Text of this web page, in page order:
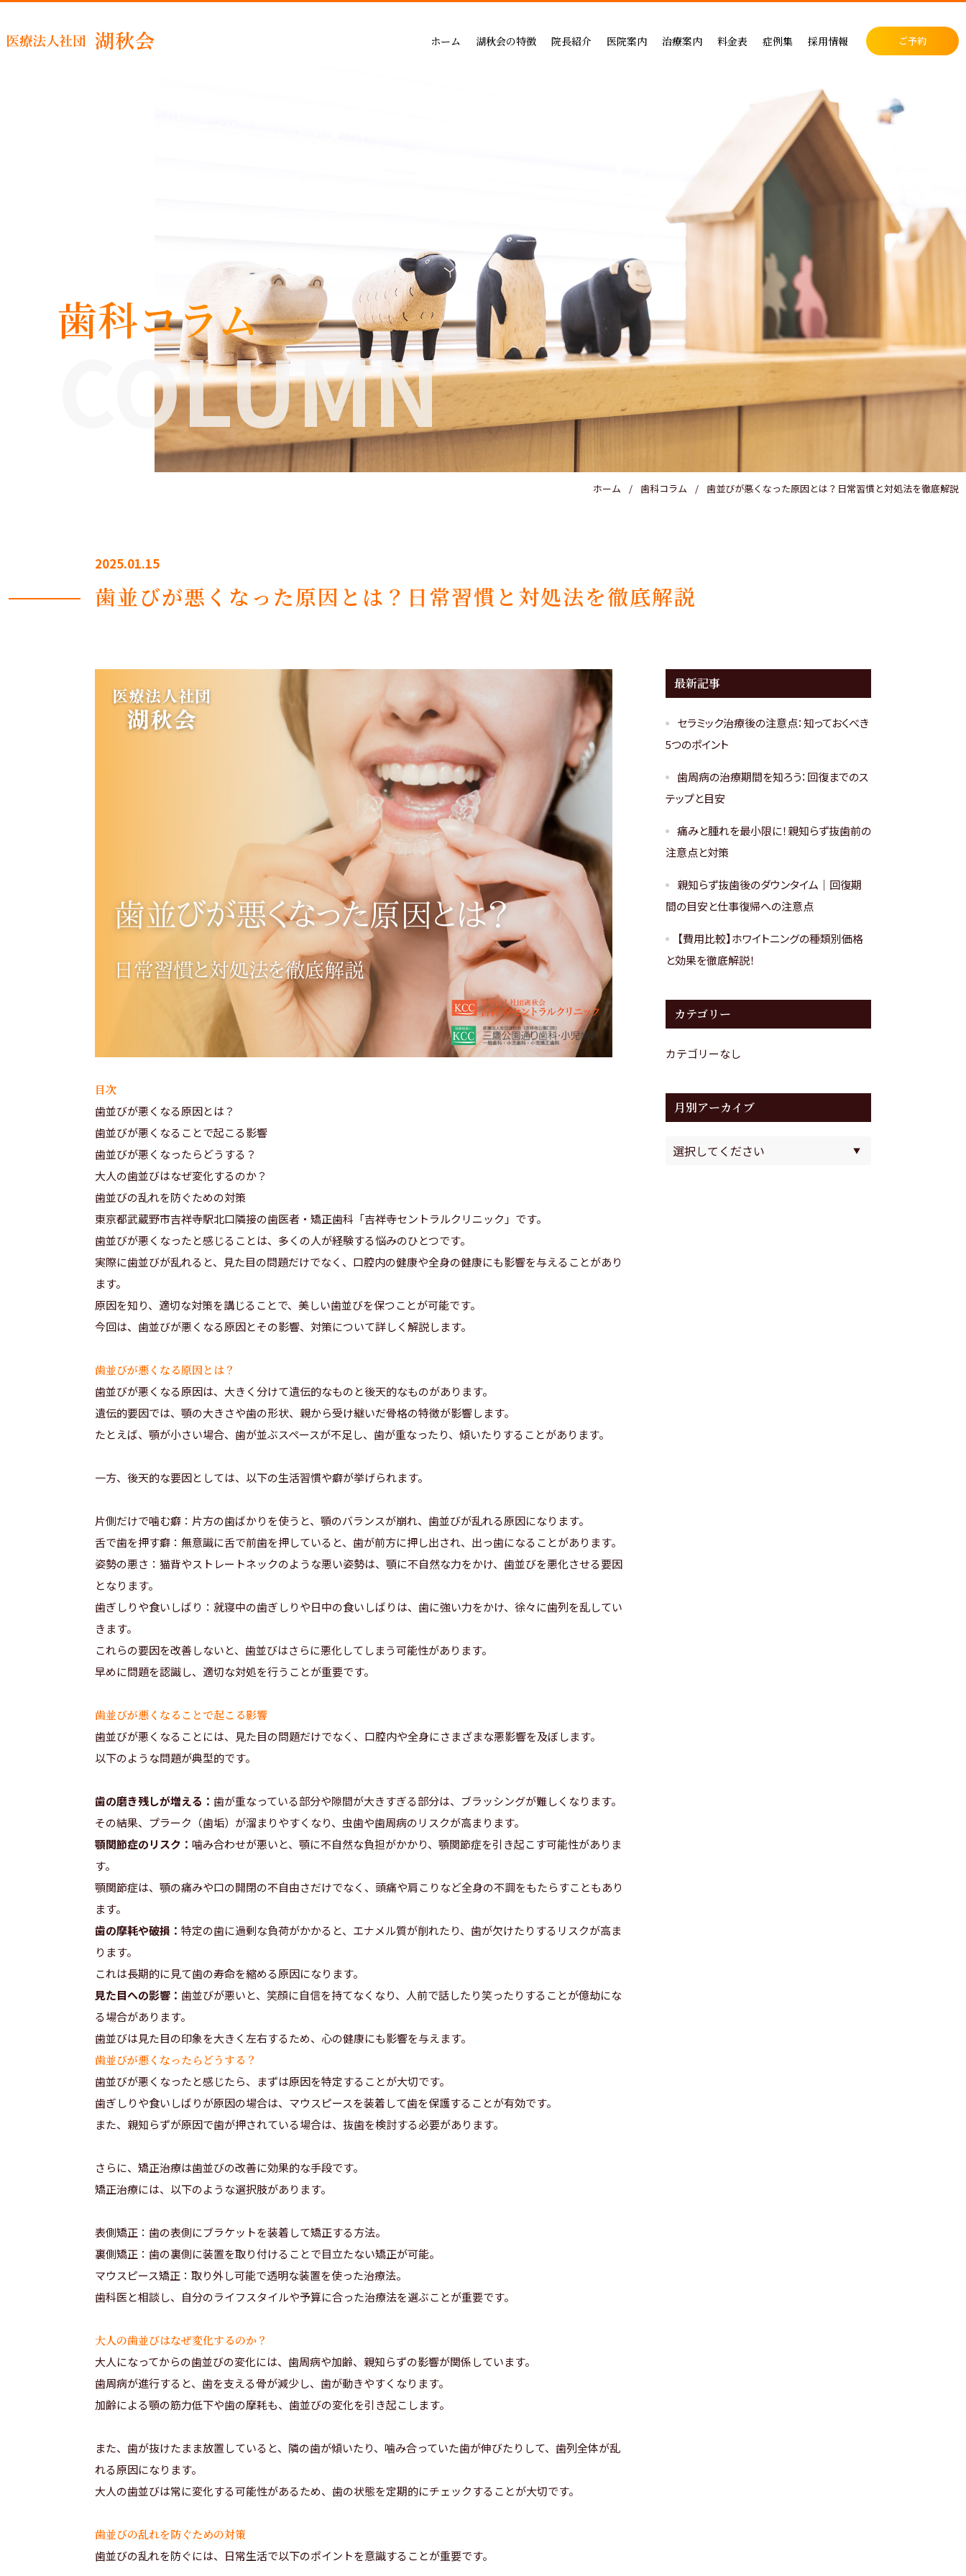
ホーム 湖秋会の特徴 院長紹介 医院案内 治療案内
成人矯正
小児矯正
ホワイトニング
顎関節・噛み合わせ
睡眠時無呼吸症：マウスピースによる治療
料金表
セラミックによる治療の料金表
ホワイトニングの料金表
歯周病治療の料金表
入れ歯治療の料金表
予防治療の料金表
顎関節・噛み合わせ治療の料金表
症例集
セラミック治療
インプラント治療
矯正治療
採用情報 ご予約
三鷹公園通り歯科・矯正歯科
インプラントによる治療
成人矯正
矯正治療の料金
医療費控除
セラミック治療
矯正治療
歯科コラム
COLUMN
ホーム 歯科コラム 歯並びが悪くなった原因とは？日常習慣と対処法を徹底解説
2025.01.15
歯並びが悪くなった原因とは？日常習慣と対処法を徹底解説
目次
歯並びが悪くなる原因とは？
歯並びが悪くなることで起こる影響
歯並びが悪くなったらどうする？
大人の歯並びはなぜ変化するのか？
歯並びの乱れを防ぐための対策
東京都武蔵野市吉祥寺駅北口隣接の歯医者・矯正歯科「吉祥寺セントラルクリニック」です。
歯並びが悪くなったと感じることは、多くの人が経験する悩みのひとつです。
実際に歯並びが乱れると、見た目の問題だけでなく、口腔内の健康や全身の健康にも影響を与えることがあり
ます。
原因を知り、適切な対策を講じることで、美しい歯並びを保つことが可能です。
今回は、歯並びが悪くなる原因とその影響、対策について詳しく解説します。
歯並びが悪くなる原因とは？
歯並びが悪くなる原因は、大きく分けて遺伝的なものと後天的なものがあります。
遺伝的要因では、顎の大きさや歯の形状、親から受け継いだ骨格の特徴が影響します。
たとえば、顎が小さい場合、歯が並ぶスペースが不足し、歯が重なったり、傾いたりすることがあります。
一方、後天的な要因としては、以下の生活習慣や癖が挙げられます。
片側だけで噛む癖：片方の歯ばかりを使うと、顎のバランスが崩れ、歯並びが乱れる原因になります。
舌で歯を押す癖：無意識に舌で前歯を押していると、歯が前方に押し出され、出っ歯になることがあります。
姿勢の悪さ：猫背やストレートネックのような悪い姿勢は、顎に不自然な力をかけ、歯並びを悪化させる要因
となります。
歯ぎしりや食いしばり：就寝中の歯ぎしりや日中の食いしばりは、歯に強い力をかけ、徐々に歯列を乱してい
きます。
これらの要因を改善しないと、歯並びはさらに悪化してしまう可能性があります。
早めに問題を認識し、適切な対処を行うことが重要です。
歯並びが悪くなることで起こる影響
歯並びが悪くなることには、見た目の問題だけでなく、口腔内や全身にさまざまな悪影響を及ぼします。
以下のような問題が典型的です。
歯の磨き残しが増える： 歯が重なっている部分や隙間が大きすぎる部分は、ブラッシングが難しくなります。
その結果、プラーク（歯垢）が溜まりやすくなり、虫歯や歯周病のリスクが高まります。
顎関節症のリスク： 噛み合わせが悪いと、顎に不自然な負担がかかり、顎関節症を引き起こす可能性がありま
す。
顎関節症は、顎の痛みや口の開閉の不自由さだけでなく、頭痛や肩こりなど全身の不調をもたらすこともあり
ます。
歯の摩耗や破損： 特定の歯に過剰な負荷がかかると、エナメル質が削れたり、歯が欠けたりするリスクが高ま
ります。
これは長期的に見て歯の寿命を縮める原因になります。
見た目への影響： 歯並びが悪いと、笑顔に自信を持てなくなり、人前で話したり笑ったりすることが億劫にな
る場合があります。
歯並びは見た目の印象を大きく左右するため、心の健康にも影響を与えます。
歯並びが悪くなったらどうする？
歯並びが悪くなったと感じたら、まずは原因を特定することが大切です。
歯ぎしりや食いしばりが原因の場合は、マウスピースを装着して歯を保護することが有効です。
また、親知らずが原因で歯が押されている場合は、抜歯を検討する必要があります。
さらに、矯正治療は歯並びの改善に効果的な手段です。
矯正治療には、以下のような選択肢があります。
表側矯正：歯の表側にブラケットを装着して矯正する方法。
裏側矯正：歯の裏側に装置を取り付けることで目立たない矯正が可能。
マウスピース矯正：取り外し可能で透明な装置を使った治療法。
歯科医と相談し、自分のライフスタイルや予算に合った治療法を選ぶことが重要です。
大人の歯並びはなぜ変化するのか？
大人になってからの歯並びの変化には、歯周病や加齢、親知らずの影響が関係しています。
歯周病が進行すると、歯を支える骨が減少し、歯が動きやすくなります。
加齢による顎の筋力低下や歯の摩耗も、歯並びの変化を引き起こします。
また、歯が抜けたまま放置していると、隣の歯が傾いたり、噛み合っていた歯が伸びたりして、歯列全体が乱
れる原因になります。
大人の歯並びは常に変化する可能性があるため、歯の状態を定期的にチェックすることが大切です。
歯並びの乱れを防ぐための対策
歯並びの乱れを防ぐには、日常生活で以下のポイントを意識することが重要です。
最新記事
セラミック治療後の注意点：知っておくべき
5つのポイント
歯周病の治療期間を知ろう：回復までのス
テップと目安
痛みと腫れを最小限に！親知らず抜歯前の
注意点と対策
親知らず抜歯後のダウンタイム｜回復期
間の目安と仕事復帰への注意点
【費用比較】ホワイトニングの種類別価格
と効果を徹底解説！
カテゴリー
カテゴリーなし
月別アーカイブ